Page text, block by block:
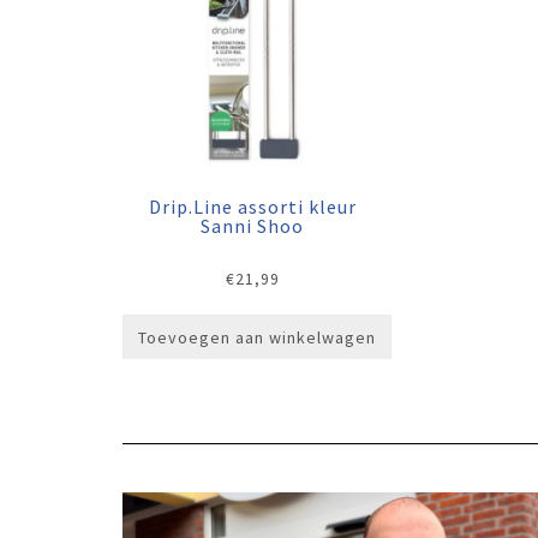
Drip.Line assorti kleur
Sanni Shoo
€21,99
Toevoegen aan winkelwagen